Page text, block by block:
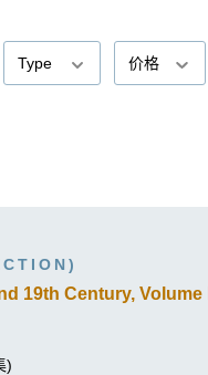
科菲耶夫
斯（仅英文）
程
Type 价格
19th Century, Volume II
)